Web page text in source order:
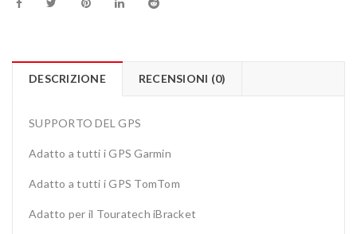
DESCRIZIONE RECENSIONI (0)
SUPPORTO DEL GPS
Adatto a tutti i GPS Garmin
Adatto a tutti i GPS TomTom
Adatto per il Touratech iBracket